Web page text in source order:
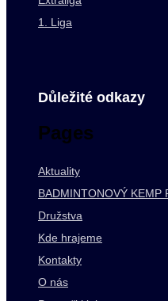
1. Liga
Důležité odkazy
Pages
Aktuality
BADMINTONOVÝ KEMP
Družstva
Kde hrajeme
Kontakty
O nás